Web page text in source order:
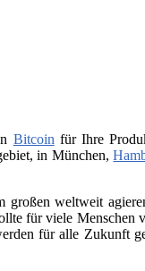
Bitcoin für Ihre
in München,
weltweit
für viele Menschen
für alle Zukunft